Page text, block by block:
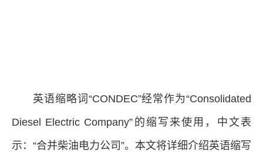
英语缩略词“CONDEC”经常作为“Consolidated
Diesel Electric Company”的缩写来使用，中文表
示：“合并柴油电力公司”。本文将详细介绍英语缩写